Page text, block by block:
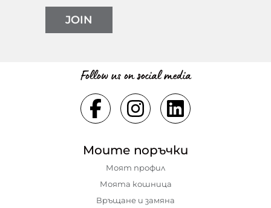
JOIN
Follow us on social media
Моите поръчки
Моят профил
Моята кошница
Връщане и замяна